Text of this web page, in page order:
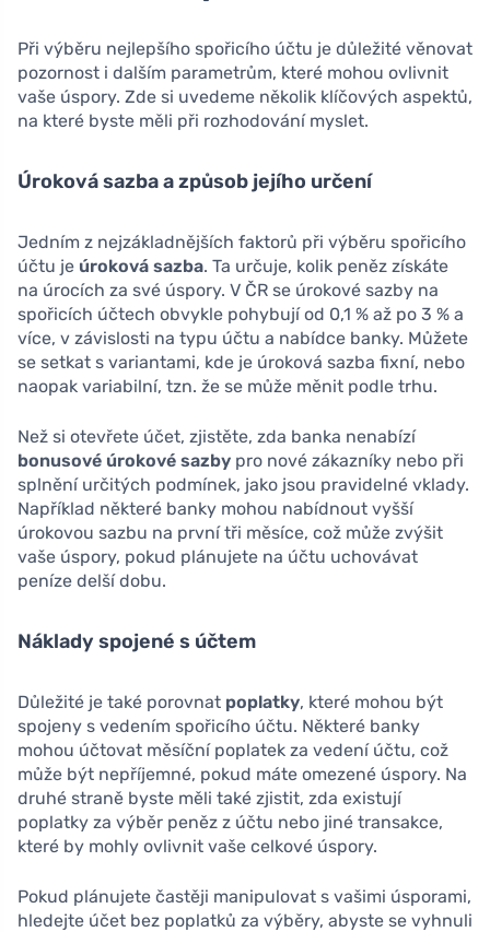
Při výběru nejlepšího spořicího účtu je důležité věnovat
pozornost i dalším parametrům, které mohou ovlivnit
vaše úspory. Zde si uvedeme několik klíčových aspektů,
na které byste měli při rozhodování myslet.
Úroková sazba a způsob jejího určení
Jedním z nejzákladnějších faktorů při výběru spořicího
účtu je úroková sazba. Ta určuje, kolik peněz získáte
na úrocích za své úspory. V ČR se úrokové sazby na
spořicích účtech obvykle pohybují od 0,1 % až po 3 % a
více, v závislosti na typu účtu a nabídce banky. Můžete
se setkat s variantami, kde je úroková sazba fixní, nebo
naopak variabilní, tzn. že se může měnit podle trhu.
Než si otevřete účet, zjistěte, zda banka nenabízí
bonusové úrokové sazby pro nové zákazníky nebo při
splnění určitých podmínek, jako jsou pravidelné vklady.
Například některé banky mohou nabídnout vyšší
úrokovou sazbu na první tři měsíce, což může zvýšit
vaše úspory, pokud plánujete na účtu uchovávat
peníze delší dobu.
Náklady spojené s účtem
Důležité je také porovnat poplatky, které mohou být
spojeny s vedením spořicího účtu. Některé banky
mohou účtovat měsíční poplatek za vedení účtu, což
může být nepříjemné, pokud máte omezené úspory. Na
druhé straně byste měli také zjistit, zda existují
poplatky za výběr peněz z účtu nebo jiné transakce,
které by mohly ovlivnit vaše celkové úspory.
Pokud plánujete častěji manipulovat s vašimi úsporami,
hledejte účet bez poplatků za výběry, abyste se vyhnuli